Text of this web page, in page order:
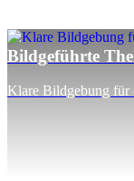
Bildgeführte
Klare Bildgebung für